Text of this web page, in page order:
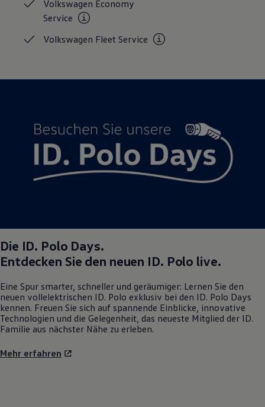
Volkswagen Economy
Service
Volkswagen FleetService
Die ID. Polo Days.
Entdecken Sie den neuen ID. Polo live.
Eine Spur smarter, schneller und geräumiger: Lernen Sie den
neuen vollelektrischen ID. Polo exklusiv bei den ID. Polo Days
kennen. Freuen Sie sich auf spannende Einblicke, innovative
Technologien und die Gelegenheit, das neueste Mitglied der ID.
Familie aus nächster Nähe zu erleben.
Mehr erfahren